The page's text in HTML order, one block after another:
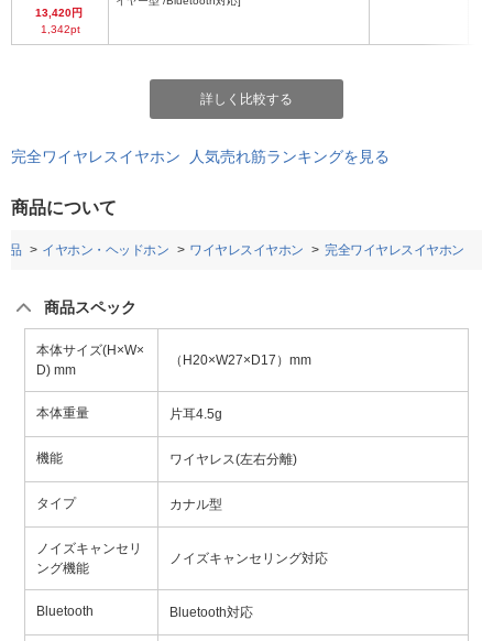
13,420円
1,342pt
詳しく比較する
完全ワイヤレスイヤホン 人気売れ筋ランキングを見る
商品について
品 イヤホン・ヘッドホン ワイヤレスイヤホン 完全ワイヤレスイヤホン
商品スペック
本体サイズ(H×W×
D) mm
（H20×W27×D17）mm
本体重量 片耳4.5g
機能 ワイヤレス(左右分離)
タイプ カナル型
ノイズキャンセリ
ング機能
ノイズキャンセリング対応
Bluetooth Bluetooth対応